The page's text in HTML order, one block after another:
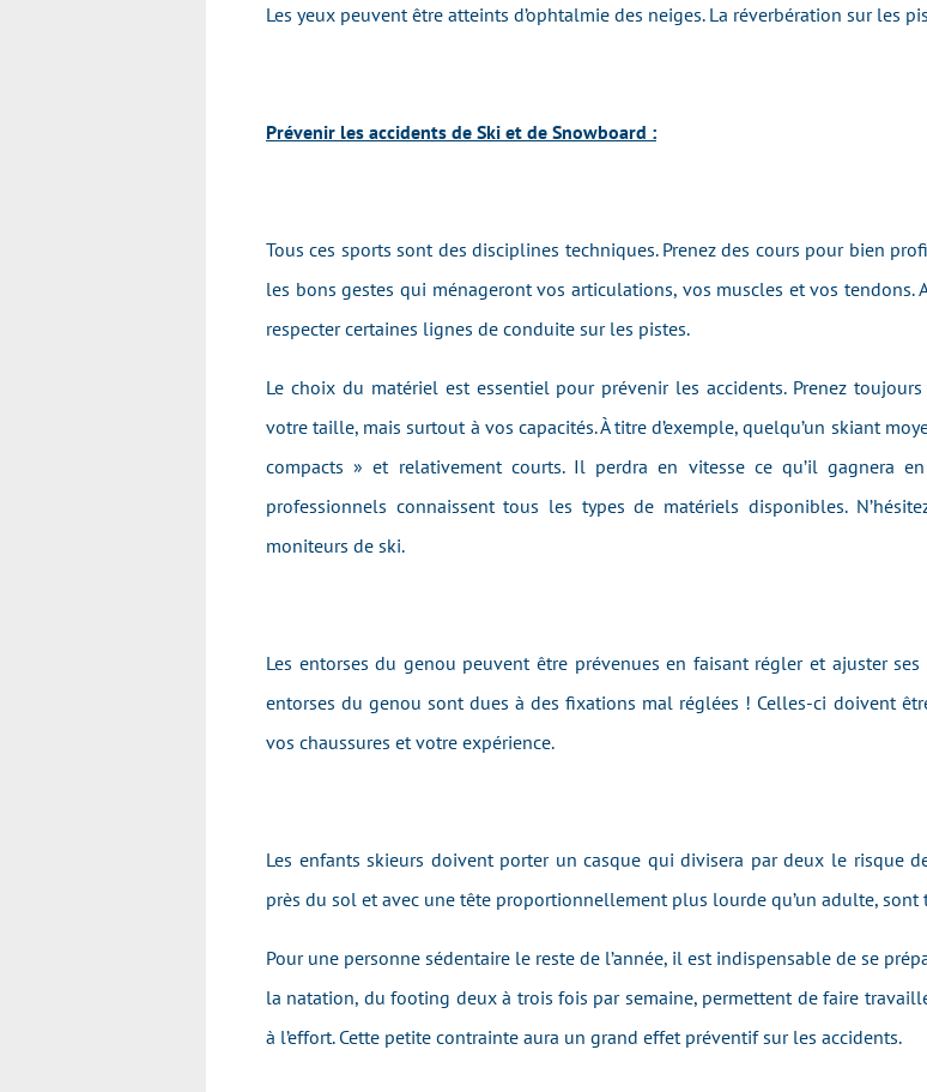
Les yeux peuvent être atteints d’ophtalmie des neiges. La réverbération sur les
Prévenir les accidents de Ski et de Snowboard :
Tous ces sports sont des disciplines techniques. Prenez des cours pour bien
les bons gestes qui ménageront vos articulations, vos muscles et vos tendons.
respecter certaines lignes de conduite sur les pistes.
Le choix du matériel est essentiel pour prévenir les accidents. Prenez
votre taille, mais surtout à vos capacités. À titre d’exemple, quelqu’un skiant
compacts » et relativement courts. Il perdra en vitesse ce qu’il gagnera
professionnels connaissent tous les types de matériels disponibles.
moniteurs de ski.
Les entorses du genou peuvent être prévenues en faisant régler et ajuster
entorses du genou sont dues à des fixations mal réglées ! Celles-ci doivent
vos chaussures et votre expérience.
Les enfants skieurs doivent porter un casque qui divisera par deux le risque
près du sol et avec une tête proportionnellement plus lourde qu’un adulte, sont
Pour une personne sédentaire le reste de l’année, il est indispensable de se
la natation, du footing deux à trois fois par semaine, permettent de faire
à l’effort. Cette petite contrainte aura un grand effet préventif sur les accidents.